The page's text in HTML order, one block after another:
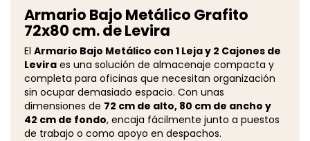
Armario Bajo Metálico Grafito
72x80 cm. de Levira
El Armario Bajo Metálico con 1 Leja y 2 Cajones de
Levira es una solución de almacenaje compacta y
completa para oficinas que necesitan organización
sin ocupar demasiado espacio. Con unas
dimensiones de 72 cm de alto, 80 cm de ancho y
42 cm de fondo, encaja fácilmente junto a puestos
de trabajo o como apoyo en despachos.